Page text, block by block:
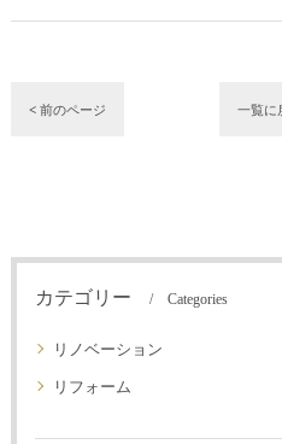
< 前のページ 一覧に
カテゴリー Categories
リノベーション
リフォーム